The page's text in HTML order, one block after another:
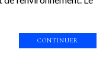
CONTINUER